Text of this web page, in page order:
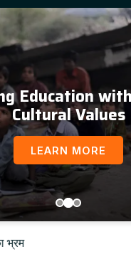
Education
Cultural Values
LEARN MORE